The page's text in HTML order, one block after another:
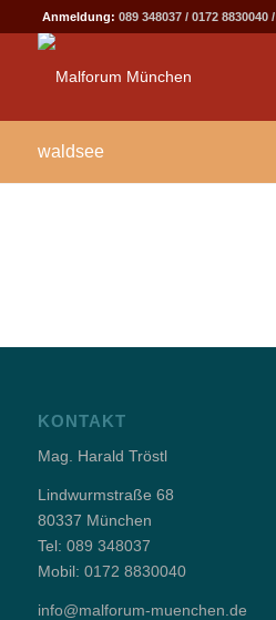
Anmeldung: 089 348037/ 0172 8830040/
waldsee
KONTAKT
Mag. Harald Tröstl
Lindwurmstraße 68
80337 München
Tel: 089 348037
Mobil: 0172 8830040
info@malforum-muenchen.de